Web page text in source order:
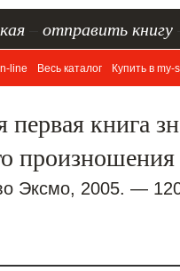
отправить книгу
line Весь каталог Купить в my-
книга
2005. —